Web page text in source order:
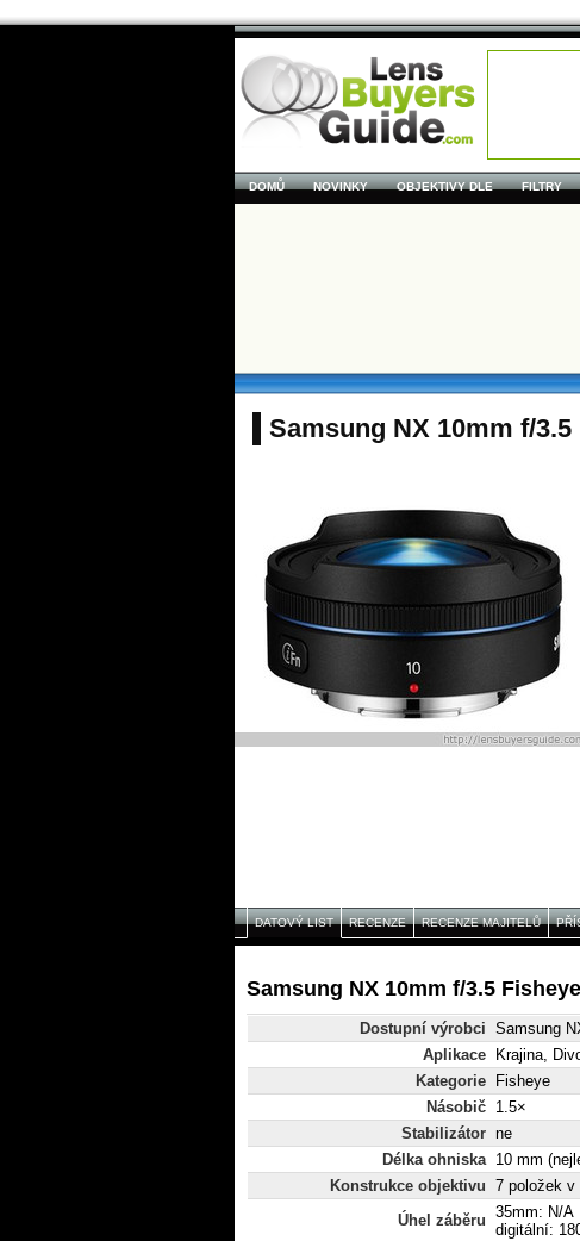
DOMŮ NOVINKY OBJEKTIVY DLE FILTRY
Samsung NX 10mm f/3.5
DATOVÝ LIST RECENZE RECENZE MAJITELŮ
Samsung NX 10mm f/3.5
Dostupní výrobci Samsung
Aplikace
Krajina,
Kategorie
Fisheye
Násobič 1.5×
Stabilizátor ne
Délka ohniska 10 mm
Konstrukce objektivu 7 položek v
Úhel záběru 35mm: N/A
digitální: